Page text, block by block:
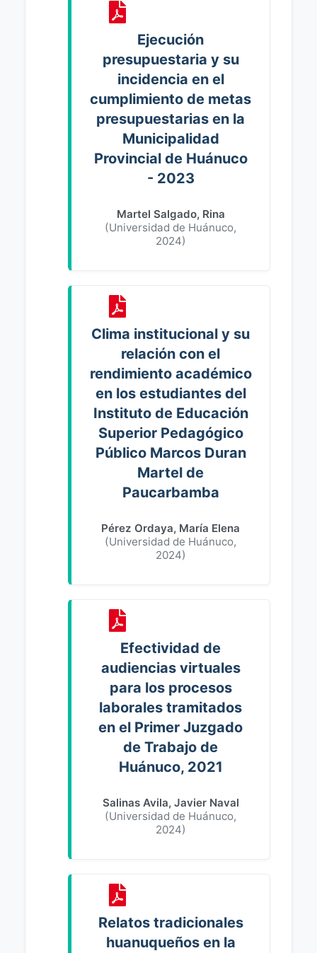
Ejecución
presupuestaria y su
incidencia en el
cumplimiento de metas
presupuestarias en la
Municipalidad
Provincial de Huánuco
- 2023
Martel Salgado, Rina
(Universidad de Huánuco,
2024)
Clima institucional y su
relación con el
rendimiento académico
en los estudiantes del
Instituto de Educación
Superior Pedagógico
Público Marcos Duran
Martel de
Paucarbamba
Pérez Ordaya, María Elena
(Universidad de Huánuco,
2024)
Efectividad de
audiencias virtuales
para los procesos
laborales tramitados
en el Primer Juzgado
de Trabajo de
Huánuco, 2021
Salinas Avila, Javier Naval
(Universidad de Huánuco,
2024)
Relatos tradicionales
huanuqueños en la